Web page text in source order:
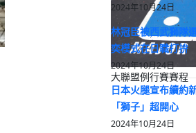
大聯盟例行賽賽程
2024年10月24日
林冠臣被西武獅隊
奕模式在日職打拚
2024年10月24日
日本火腿宣布續約
「獅子」超開心
2024年10月24日